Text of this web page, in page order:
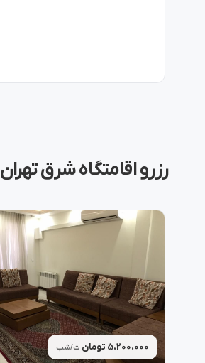
رزرو اقامتگاه شرق تهران
5،200،000 تومان ت/شب